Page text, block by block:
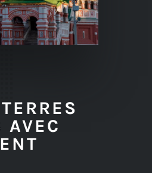
AVEC